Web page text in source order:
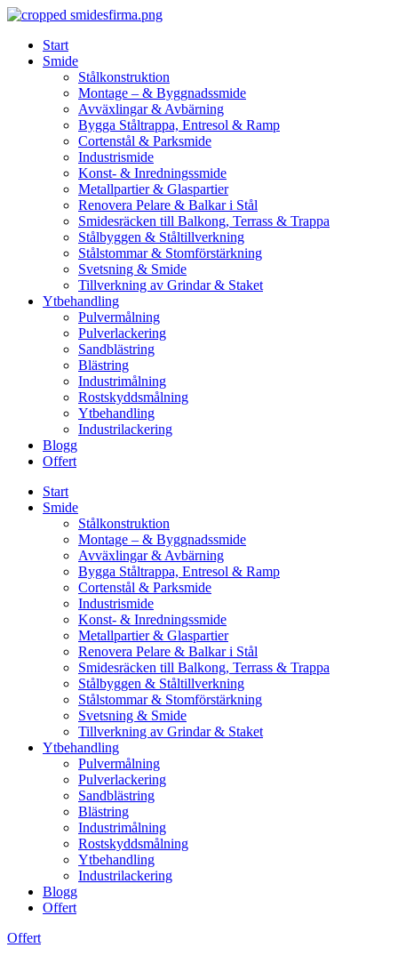
Skip
contentStart
Smide
Stålkonstruktion
Montage – & Byggnadssmide
Avväxlingar & Avbärning
Bygga Ståltrappa, Entresol & Ramp
Cortenstål & Parksmide
Industrismide
Konst- & Inredningssmide
Metallpartier & Glaspartier
Renovera Pelare & Balkar i Stål
Smidesräcken till Balkong, Terrass & Trappa
Stålbyggen & Ståltillverkning
Stålstommar & Stomförstärkning
Svetsning & Smide
Tillverkning av Grindar & Staket
Ytbehandling
Pulvermålning
Pulverlackering
Sandblästring
Blästring
Industrimålning
Rostskyddsmålning
Ytbehandling
Industrilackering
Blogg
Offert
Start
Smide
Stålkonstruktion
Montage – & Byggnadssmide
Avväxlingar & Avbärning
Bygga Ståltrappa, Entresol & Ramp
Cortenstål & Parksmide
Industrismide
Konst- & Inredningssmide
Metallpartier & Glaspartier
Renovera Pelare & Balkar i Stål
Smidesräcken till Balkong, Terrass & Trappa
Stålbyggen & Ståltillverkning
Stålstommar & Stomförstärkning
Svetsning & Smide
Tillverkning av Grindar & Staket
Ytbehandling
Pulvermålning
Pulverlackering
Sandblästring
Blästring
Industrimålning
Rostskyddsmålning
Ytbehandling
Industrilackering
Blogg
Offert
Offert